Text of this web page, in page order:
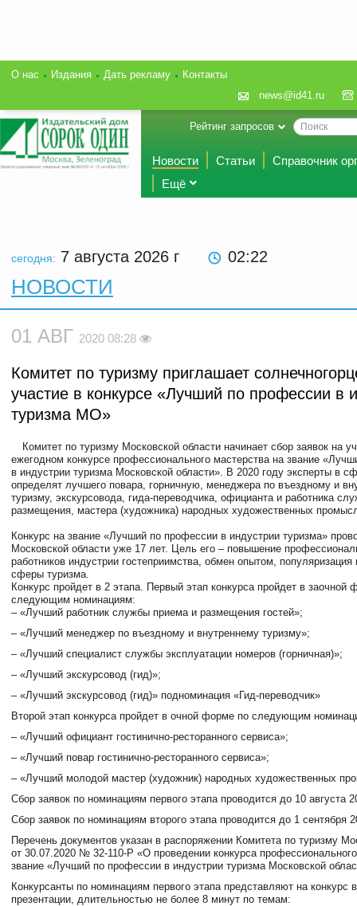
О нас Издания Дать рекламу
Контакты
news@id41.ru
Рейтинг запросов
Новости Статьи
Справочник
Ещё
сегодня: 7 августа 2026 г 02:22
НОВОСТИ
01 АВГ 2020 08:28
Комитет по туризму приглашает
участие в конкурсе «Лучший по профессии в
туризма МО»
Комитет по туризму Московской области начинает сбор заявок на
ежегодном конкурсе профессионального мастерства на звание
в индустрии туризма Московской области». В 2020 году эксперты в
определят лучшего повара, горничную, менеджера по въездному и
туризму, экскурсовода, гида-переводчика, официанта и работника
размещения, мастера (художника) народных художественных
Конкурс на звание «Лучший по профессии в индустрии туризма»
Московской области уже 17 лет. Цель его – повышение
работников индустрии гостеприимства, обмен опытом,
сферы туризма.
Конкурс пройдет в 2 этапа. Первый этап конкурса пройдет в заочной
следующим номинациям:
– «Лучший работник службы приема и размещения гостей»;
– «Лучший менеджер по въездному и внутреннему туризму»;
– «Лучший специалист службы эксплуатации номеров (горничная)»;
– «Лучший экскурсовод (гид)»;
– «Лучший экскурсовод (гид)» подноминация «Гид-переводчик»
Второй этап конкурса пройдет в очной форме по следующим
– «Лучший официант гостинично-ресторанного сервиса»;
– «Лучший повар гостинично-ресторанного сервиса»;
– «Лучший молодой мастер (художник) народных художественных
Сбор заявок по номинациям первого этапа проводится до 10 августа
Сбор заявок по номинациям второго этапа проводится до 1 сентября
Перечень документов указан в распоряжении Комитета по туризму
от 30.07.2020 № 32-110-Р «О проведении конкурса
звание «Лучший по профессии в индустрии туризма Московской
Конкурсанты по номинациям первого этапа представляют на конкурс
презентации, длительностью не более 8 минут по темам: